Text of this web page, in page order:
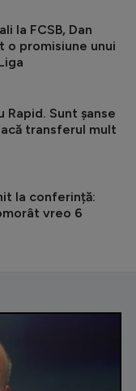
la FCSB, Dan
o promisiune unui
Sunt șanse
transferul mult
la conferință:
vreo 6